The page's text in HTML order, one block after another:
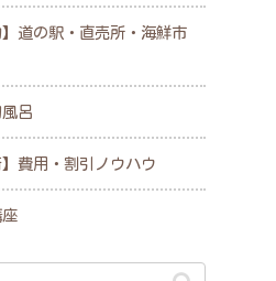
】道の駅・直売所・海鮮市
呂
】費用・割引ノウハウ